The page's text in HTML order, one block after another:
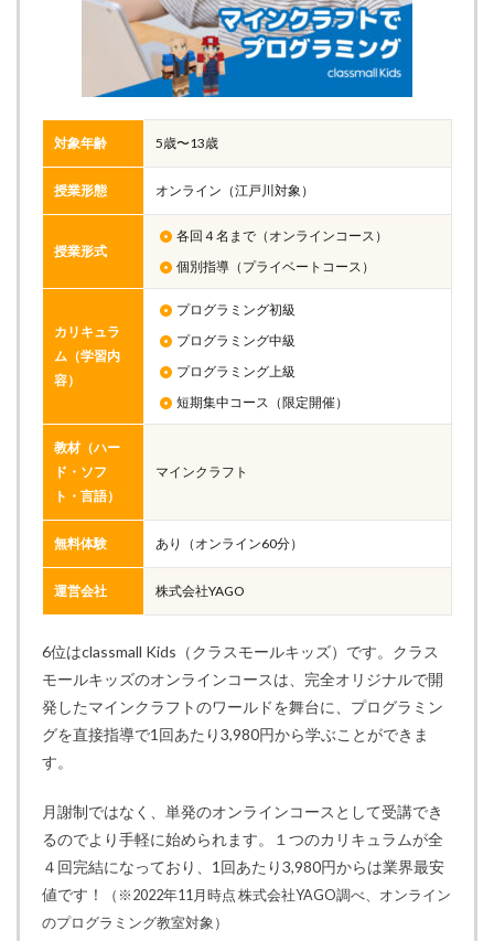
対象年齢 5歳〜13歳
授業形態 オンライン（江戸川対象）
授業形式
各回４名まで（オンラインコース）
個別指導（プライベートコース）
カリキュラ
ム（学習内
容）
プログラミング初級
プログラミング中級
プログラミング上級
短期集中コース（限定開催）
教材（ハー
ド・ソフ
ト・言語）
マインクラフト
無料体験 あり（オンライン60分）
運営会社 株式会社YAGO
6位はclassmall Kids（クラスモールキッズ）です。クラス
モールキッズのオンラインコースは、完全オリジナルで開
発したマインクラフトのワールドを舞台に、プログラミン
グを直接指導で1回あたり3,980円から学ぶことができま
す。
月謝制ではなく、単発のオンラインコースとして受講でき
るのでより手軽に始められます。１つのカリキュラムが全
４回完結になっており、1回あたり3,980円からは業界最安
値です！
（※2022年11月時点 株式会社YAGO調べ、オンライン
のプログラミング教室対象）